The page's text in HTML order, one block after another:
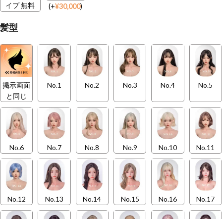
イプ 無料
(+¥30,000)
髪型
掲示画面
と同じ
No.1 No.2 No.3 No.4 No.5
No.6 No.7 No.8 No.9 No.10 No.11
No.12 No.13 No.14 No.15 No.16 No.17